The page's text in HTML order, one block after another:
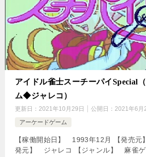
アイドル雀士スーチーパイSpecial
ム◆ジャレコ）
更新日： 2021年10月29日 公開日： 2021年6月
アーケードゲーム
【稼働開始日】 1993年12月 【発売
発元】 ジャレコ 【ジャンル】 麻雀ゲ